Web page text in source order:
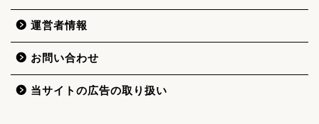
運営者情報
お問い合わせ
当サイトの広告の取り扱い